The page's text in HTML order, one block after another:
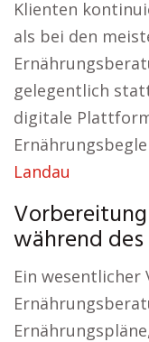
Klienten
als bei den
gelegentlich
digitale
Landau
während
Ein